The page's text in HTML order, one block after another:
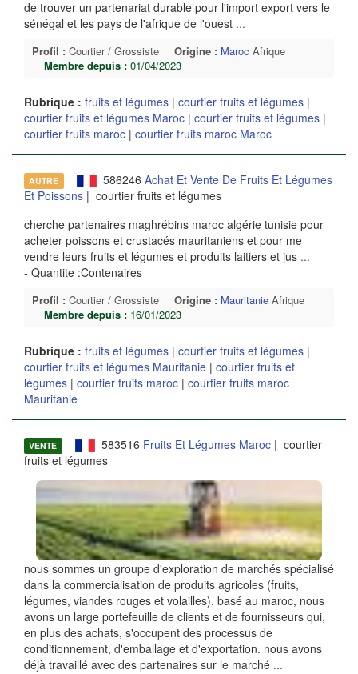
de trouver un partenariat durable pour l'import export vers le
sénégal et les pays de l'afrique de l'ouest ...
Profil : Courtier / Grossiste Origine : Maroc Afrique
Membre depuis : 01/04/2023
Rubrique : fruits et légumes | courtier fruits et légumes |
courtier fruits et légumes Maroc | courtier fruits et légumes |
courtier fruits maroc | courtier fruits maroc Maroc
AUTRE 586246 Achat Et Vente De Fruits Et Légumes
Et Poissons | courtier fruits et légumes
cherche partenaires maghrébins maroc algérie tunisie pour
acheter poissons et crustacés mauritaniens et pour me
vendre leurs fruits et légumes et produits laitiers et jus ...
- Quantite :Contenaires
Profil : Courtier / Grossiste Origine : Mauritanie Afrique
Membre depuis : 16/01/2023
Rubrique : fruits et légumes | courtier fruits et légumes |
courtier fruits et légumes Mauritanie | courtier fruits et
légumes | courtier fruits maroc | courtier fruits maroc
Mauritanie
VENTE 583516 Fruits Et Légumes Maroc| courtier
fruits et légumes
nous sommes un groupe d'exploration de marchés spécialisé
dans la commercialisation de produits agricoles (fruits,
légumes, viandes rouges et volailles). basé au maroc, nous
avons un large portefeuille de clients et de fournisseurs qui,
en plus des achats, s'occupent des processus de
conditionnement, d'emballage et d'exportation. nous avons
déjà travaillé avec des partenaires sur le marché ...